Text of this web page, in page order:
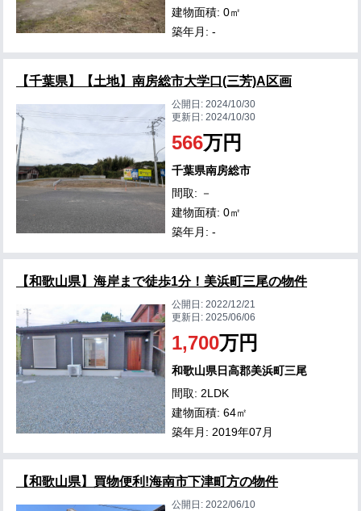
建物面積: 0㎡
築年月: -
【千葉県】【土地】南房総市大学口(三芳)A区画
公開日:2024/10/30
更新日:2024/10/30
566万円
千葉県南房総市
間取: －
建物面積: 0㎡
築年月: -
【和歌山県】海岸まで徒歩1分！美浜町三尾の物件
公開日:2022/12/21
更新日:2025/06/06
1,700万円
和歌山県日高郡美浜町三尾
間取: 2LDK
建物面積: 64㎡
築年月: 2019年07月
【和歌山県】買物便利!海南市下津町方の物件
公開日:2022/06/10